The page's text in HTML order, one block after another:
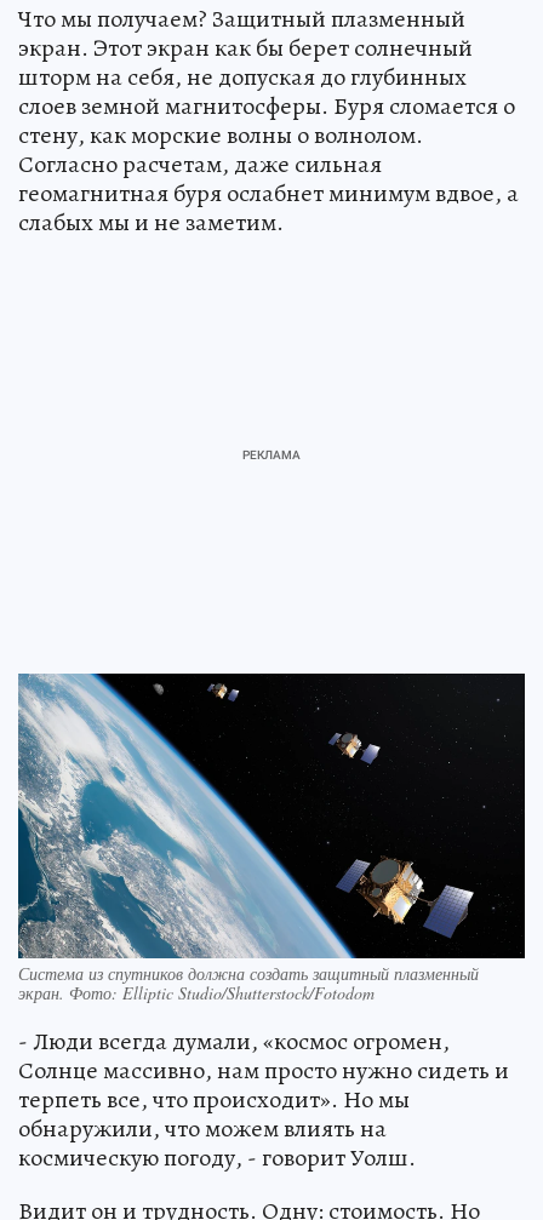
Что мы получаем? Защитный плазменный
экран. Этот экран как бы берет солнечный
шторм на себя, не допуская до глубинных
слоев земной магнитосферы. Буря сломается о
стену, как морские волны о волнолом.
Согласно расчетам, даже сильная
геомагнитная буря ослабнет минимум вдвое, а
слабых мы и не заметим.
Система из спутников должна создать защитный плазменный
экран. Фото: Elliptic Studio/Shutterstock/Fotodom
- Люди всегда думали, «космос огромен,
Солнце массивно, нам просто нужно сидеть и
терпеть все, что происходит». Но мы
обнаружили, что можем влиять на
космическую погоду, - говорит Уолш.
Видит он и трудность. Одну: стоимость. Но